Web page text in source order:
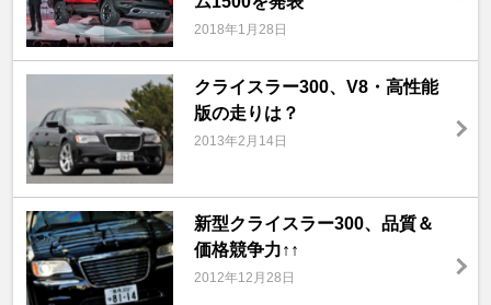
2018年1月28日
クライスラー300、V8・高性能
版の走りは？
2013年2月14日
新型クライスラー300、品質＆
価格競争力↑↑
2012年12月28日